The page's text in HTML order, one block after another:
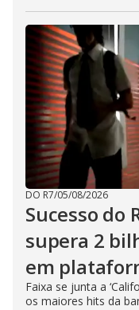
DO R7/05/08/2026
Sucesso do
supera 2
em
Faixa se junta a
os maiores hits da